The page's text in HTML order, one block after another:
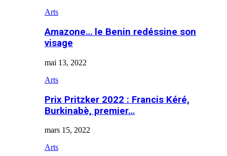
Arts
Amazone… le Benin redéssine son
visage
mai 13, 2022
Arts
Prix Pritzker 2022 : Francis Kéré,
Burkinabè, premier…
mars 15, 2022
Arts